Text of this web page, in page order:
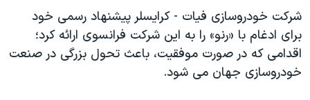
تریبونال مردمی آبان ۹۸
دادگاه حمید نوری
چهل سال گروگان‌گیری
شرکت خودروسازی فیات - کرایسلر پیشنهاد رسمی خود
برای ادغام با «رنو» را به این شرکت فرانسوی ارائه کرد؛
اقدامی که در صورت موفقیت، باعث تحول بزرگی در صنعت
خودروسازی جهان می شود.